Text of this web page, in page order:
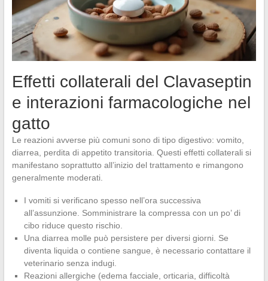
Effetti collaterali del Clavaseptin
e interazioni farmacologiche nel
gatto
Le reazioni avverse più comuni sono di tipo digestivo: vomito,
diarrea, perdita di appetito transitoria. Questi effetti collaterali si
manifestano soprattutto all’inizio del trattamento e rimangono
generalmente moderati.
I vomiti si verificano spesso nell’ora successiva
all’assunzione. Somministrare la compressa con un po’ di
cibo riduce questo rischio.
Una diarrea molle può persistere per diversi giorni. Se
diventa liquida o contiene sangue, è necessario contattare il
veterinario senza indugi.
Reazioni allergiche (edema facciale, orticaria, difficoltà